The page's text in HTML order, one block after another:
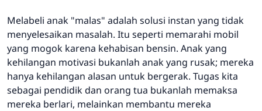
Melabeli anak "malas" adalah solusi instan yang tidak
menyelesaikan masalah. Itu seperti memarahi mobil
yang mogok karena kehabisan bensin. Anak yang
kehilangan motivasi bukanlah anak yang rusak; mereka
hanya kehilangan alasan untuk bergerak. Tugas kita
sebagai pendidik dan orang tua bukanlah memaksa
mereka berlari, melainkan membantu mereka